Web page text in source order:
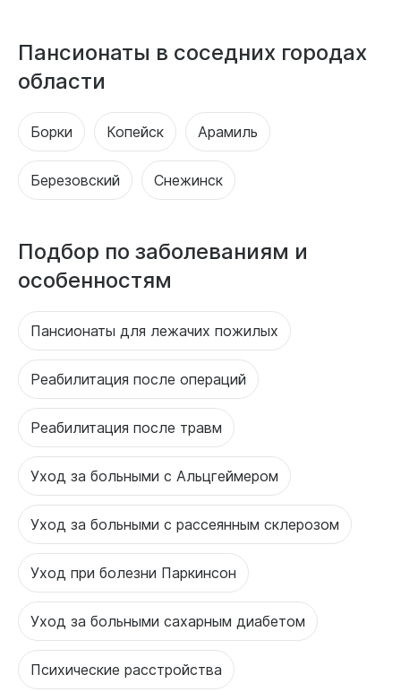
Пансионаты в соседних городах
области
Борки Копейск Арамиль
Березовский Снежинск
Подбор по заболеваниям и
особенностям
Пансионаты для лежачих пожилых
Реабилитация после операций
Реабилитация после травм
Уход за больными с Альцгеймером
Уход за больными с рассеянным склерозом
Уход при болезни Паркинсон
Уход за больными сахарным диабетом
Психические расстройства